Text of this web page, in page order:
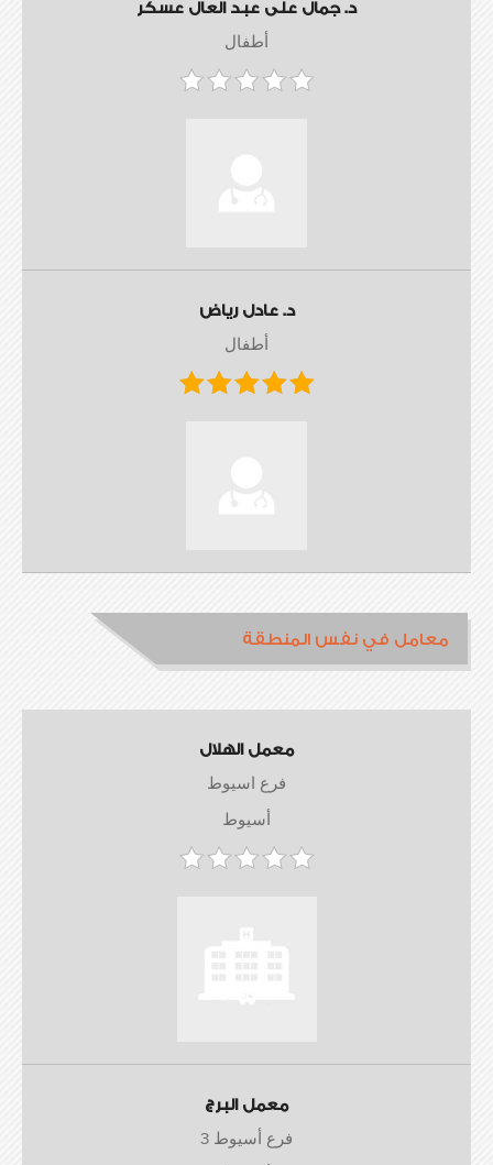
د. جمال على عبد العال عسكر
أطفال
د. عادل رياض
أطفال
معامل في نفس المنطقة
معمل الهلال
فرع اسيوط
أسيوط
معمل البرج
فرع أسيوط 3